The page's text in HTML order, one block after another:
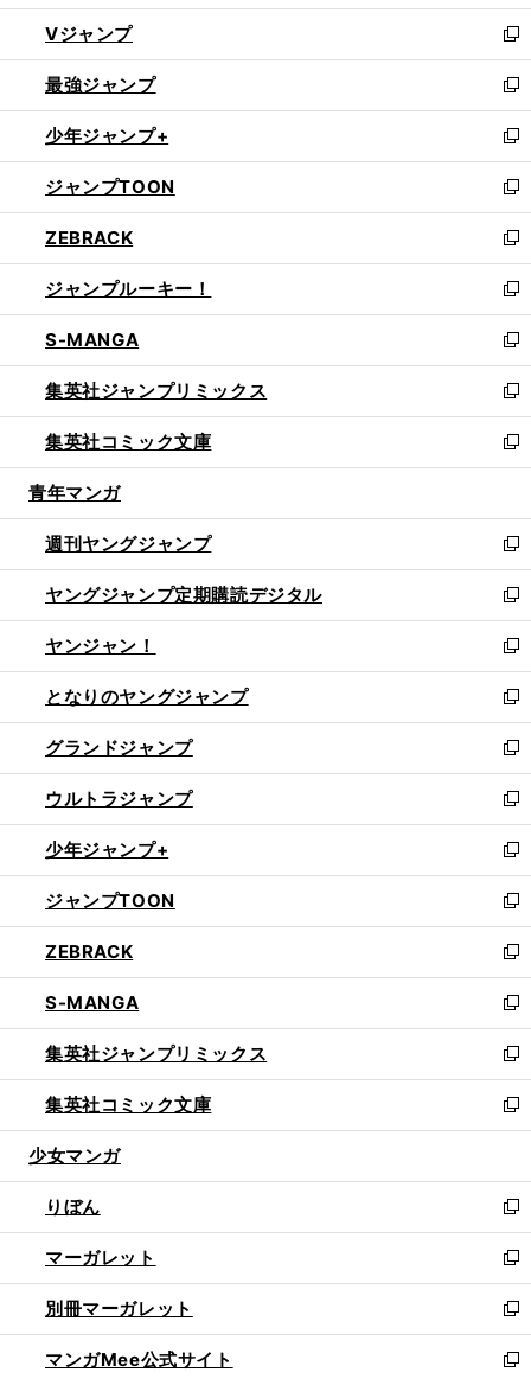
ウ
ィ
ン
ド
ウ
で
開
く
し
い
ウ
ィ
ン
ド
ウ
で
開
く
Vジャンプ
新
し
い
ウ
ィ
ン
ド
ウ
で
開
く
最強ジャンプ
新
し
い
ウ
ィ
ン
ド
ウ
で
開
く
少年ジャンプ+
新
し
い
ウ
ィ
ン
ド
ウ
で
開
く
ジャンプTOON
新
し
い
ウ
ィ
ン
ド
ウ
で
開
く
ZEBRACK
新
し
い
ウ
ィ
ン
ド
ウ
で
開
ジャンプルーキー！
新
し
い
ウ
ィ
ン
ド
ウ
開
く
S-MANGA
新
し
い
ウ
ィ
ン
ウ
で
開
く
集英社ジャンプリミックス
新
し
い
ウ
ン
ド
ウ
で
開
く
集英社コミック文庫
新
し
ウ
ィ
ン
ド
ウ
で
開
く
青年マンガ
週刊ヤングジャンプ
新
し
い
ウ
ィ
ン
ド
ウ
で
開
く
ヤングジャンプ定期購読デジタル
新
し
い
ウ
ィ
ン
ド
ウ
で
開
く
ヤンジャン！
新
し
い
ウ
ィ
ン
ド
ウ
で
開
く
となりのヤングジャンプ
新
し
い
ウ
ィ
ン
ド
ウ
で
開
く
グランドジャンプ
新
し
い
ウ
ィ
ン
ド
ウ
で
開
く
ウルトラジャンプ
新
し
い
ウ
ィ
ン
ド
ウ
で
開
く
少年ジャンプ+
新
し
い
ウ
ィ
ン
ド
ウ
で
開
く
ジャンプTOON
新
し
い
ウ
ィ
ン
ド
ウ
で
開
ZEBRACK
新
し
い
ウ
ィ
ン
ド
ウ
開
く
S-MANGA
新
し
い
ウ
ィ
ン
ウ
で
開
く
集英社ジャンプリミックス
新
し
い
ウ
ン
ド
ウ
で
開
く
集英社コミック文庫
新
し
ウ
ィ
ン
ド
ウ
で
開
く
少女マンガ
りぼん
新
し
い
ウ
ィ
ン
ド
マーガレット
新
し
い
ウ
ィ
別冊マーガレット
新
し
い
マンガMee公式サイト
新